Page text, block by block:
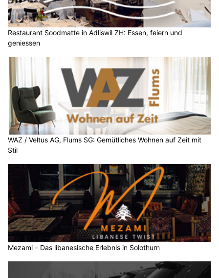
Restaurant Soodmatte in Adliswil ZH: Essen, feiern und
geniessen
WAZ / Veltus AG, Flums SG: Gemütliches Wohnen auf Zeit mit
Stil
Mezami – Das libanesische Erlebnis in Solothurn